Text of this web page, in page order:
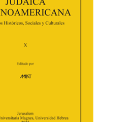
פלורינדה פ. גולדברג.
קרשונוביץ שוסטר
דבי רויטמן
$53
$48